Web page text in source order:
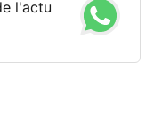
l'actu